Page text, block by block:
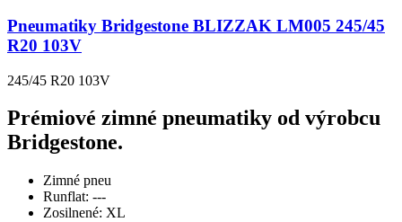
Pneumatiky Bridgestone BLIZZAK LM005 245/45
R20 103V
245/45 R20 103V
Prémiové zimné pneumatiky od výrobcu
Bridgestone.
Zimné pneu
Runflat: ---
Zosilnené: XL